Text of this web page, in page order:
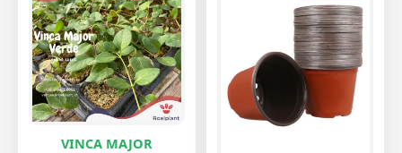
VINCA MAJOR